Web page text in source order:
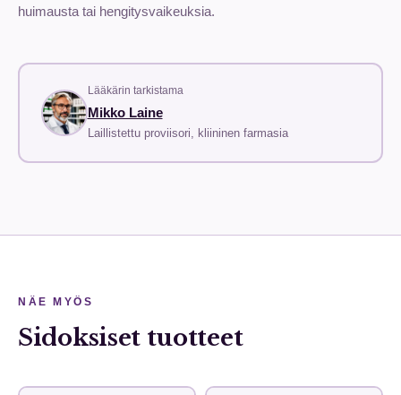
huimausta tai hengitysvaikeuksia.
Lääkärin tarkistama
Mikko Laine
Laillistettu proviisori, kliininen farmasia
NÄE MYÖS
Sidoksiset tuotteet